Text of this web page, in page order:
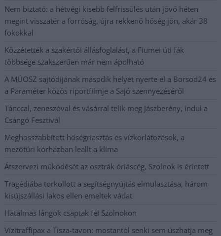
Nem biztató: a hétvégi kisebb felfrissülés után jövő héten
megint visszatér a forróság, újra rekkenő hőség jön, akár 38
fokokkal
Közzétették a szakértői állásfoglalást, a Fiumei úti fák
többsége szakszerűen már nem ápolható
A MÚOSZ sajtódíjának második helyét nyerte el a Borsod24 és
a Paraméter közös riportfilmje a Sajó szennyezéséről
Tánccal, zeneszóval és vásárral telik meg Jászberény, indul a
Csángó Fesztivál
Meghosszabbított hőségriasztás és vízkorlátozások, a
mezőtúri kórházban leállt a klíma
Átszervezi működését az osztrák óriáscég, Szolnok is érintett
Tragédiába torkollott a segítségnyújtás elmulasztása, három
kisújszállási lakos ellen emeltek vádat
Hatalmas lángok csaptak fel Szolnokon
Vízitraffipax a Tisza-tavon: mostantól senki sem úszhatja meg